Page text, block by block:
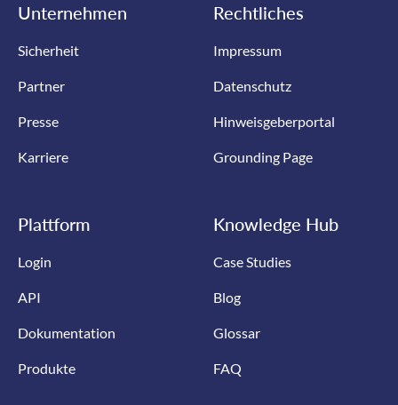
Unternehmen
Sicherheit
Partner
Presse
Karriere
Rechtliches
Impressum
Datenschutz
Hinweisgeberportal
Grounding Page
Plattform
Login
API
Dokumentation
Produkte
Knowledge Hub
Case Studies
Blog
Glossar
FAQ